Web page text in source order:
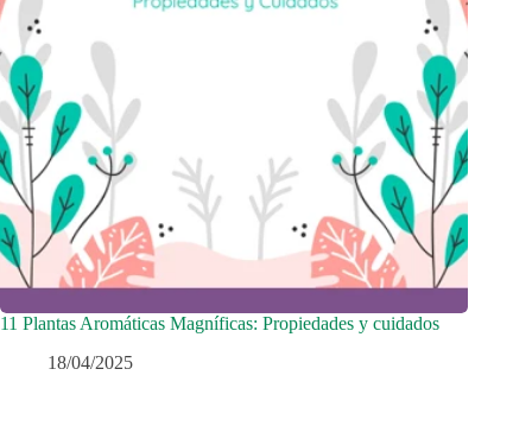
11 Plantas Aromáticas Magníficas: Propiedades y cuidados
18/04/2025